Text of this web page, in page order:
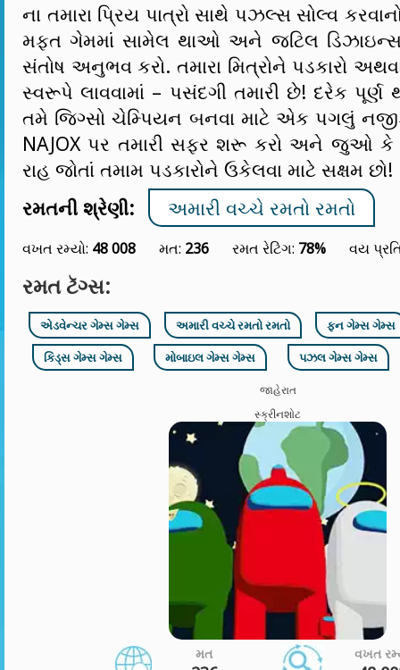
ના તમારા પ્રિય પાત્રો સાથે પઝલ્સ સોલ્વ
મફત ગેમમાં સામેલ થાઓ અને જટિલ
સંતોષ અનુભવ કરો. તમારા મિત્રોને પડકારો
સ્વરૂપે લાવવામાં – પસંદગી તમારી છે! દરેક
તમે જિગ્સો ચેમ્પિયન બનવા માટે એક પગલું
NAJOX પર તમારી સફર શરૂ કરો અને જુઓ કે
રાહ જોતાં તમામ પડકારોને ઉકેલવા માટે સક્ષમ છો!
રમતની શ્રેણી:
અમારી વચ્ચે રમતો રમતો
વખત રમ્યો: 48 008 મત: 236 રમત રેટિંગ: 78% વય
રમત ટૅગ્સ:
એડવેન્ચર ગેમ્સ ગેમ્સ અમારી વચ્ચે રમતો રમતો
ફન ગેમ્સ ગેમ્સ
કિડ્સ ગેમ્સ ગેમ્સ
મોબાઇલ ગેમ્સ ગેમ્સ પઝલ ગેમ્સ ગેમ્સ
જાહેરાત
સ્ક્રીનશોટ
મત વખત